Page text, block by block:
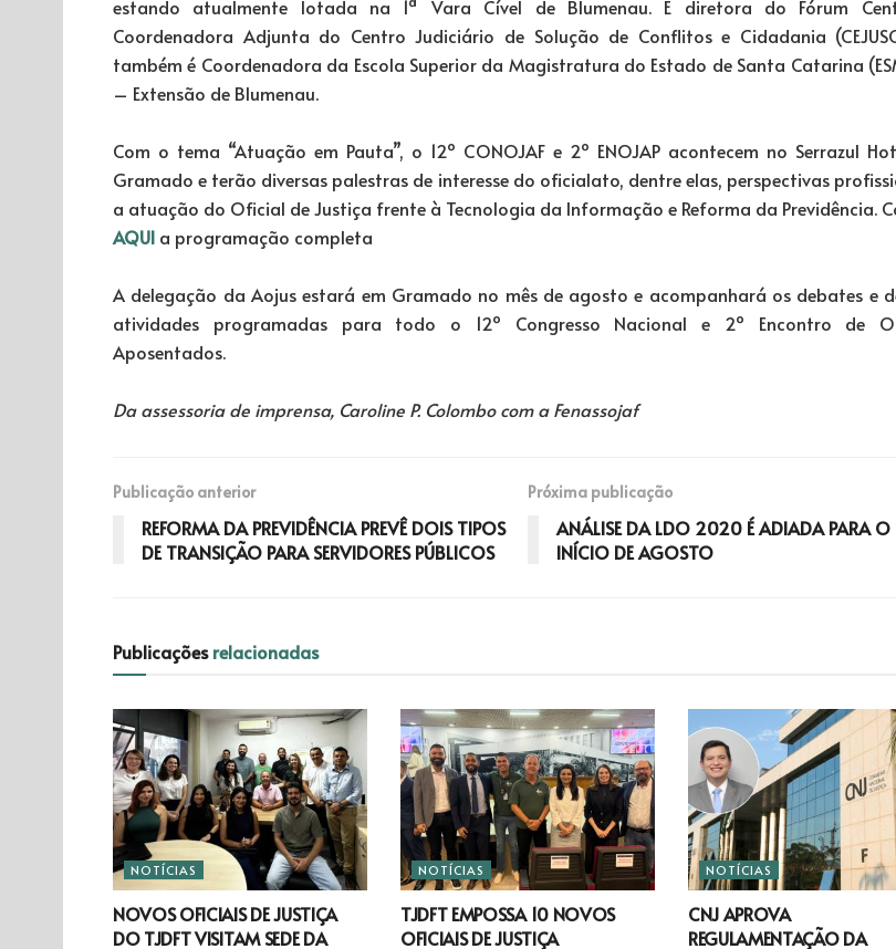
estando atualmente lotada na 1ª Vara Cível de Blumenau. É diretora do Fórum
Coordenadora Adjunta do Centro Judiciário de Solução de Conflitos e Cidadania
também é Coordenadora da Escola Superior da Magistratura do Estado de Santa Catarina
– Extensão de Blumenau.
Com o tema “Atuação em Pauta”, o 12º CONOJAF e 2º ENOJAP acontecem no Serrazul
Gramado e terão diversas palestras de interesse do oficialato, dentre elas, perspectivas
a atuação do Oficial de Justiça frente à Tecnologia da Informação e Reforma da Previdência.
AQUI a programação completa
A delegação da Aojus estará em Gramado no mês de agosto e acompanhará os debates e
atividades programadas para todo o 12º Congresso Nacional e 2º Encontro de
Aposentados.
Da assessoria de imprensa, Caroline P. Colombo com a Fenassojaf
Publicação anterior
REFORMA DA PREVIDÊNCIA PREVÊ DOIS TIPOS
DE TRANSIÇÃO PARA SERVIDORES PÚBLICOS
Próxima publicação
ANÁLISE DA LDO 2020 É ADIADA PARA O
INÍCIO DE AGOSTO
Publicaçõesrelacionadas
NOTÍCIAS
NOVOS OFICIAIS DE JUSTIÇA
DO TJDFT VISITAM SEDE DA
NOTÍCIAS
TJDFT EMPOSSA 10 NOVOS
OFICIAIS DE JUSTIÇA
NOTÍCIAS
CNJ APROVA
REGULAMENTAÇÃO DA